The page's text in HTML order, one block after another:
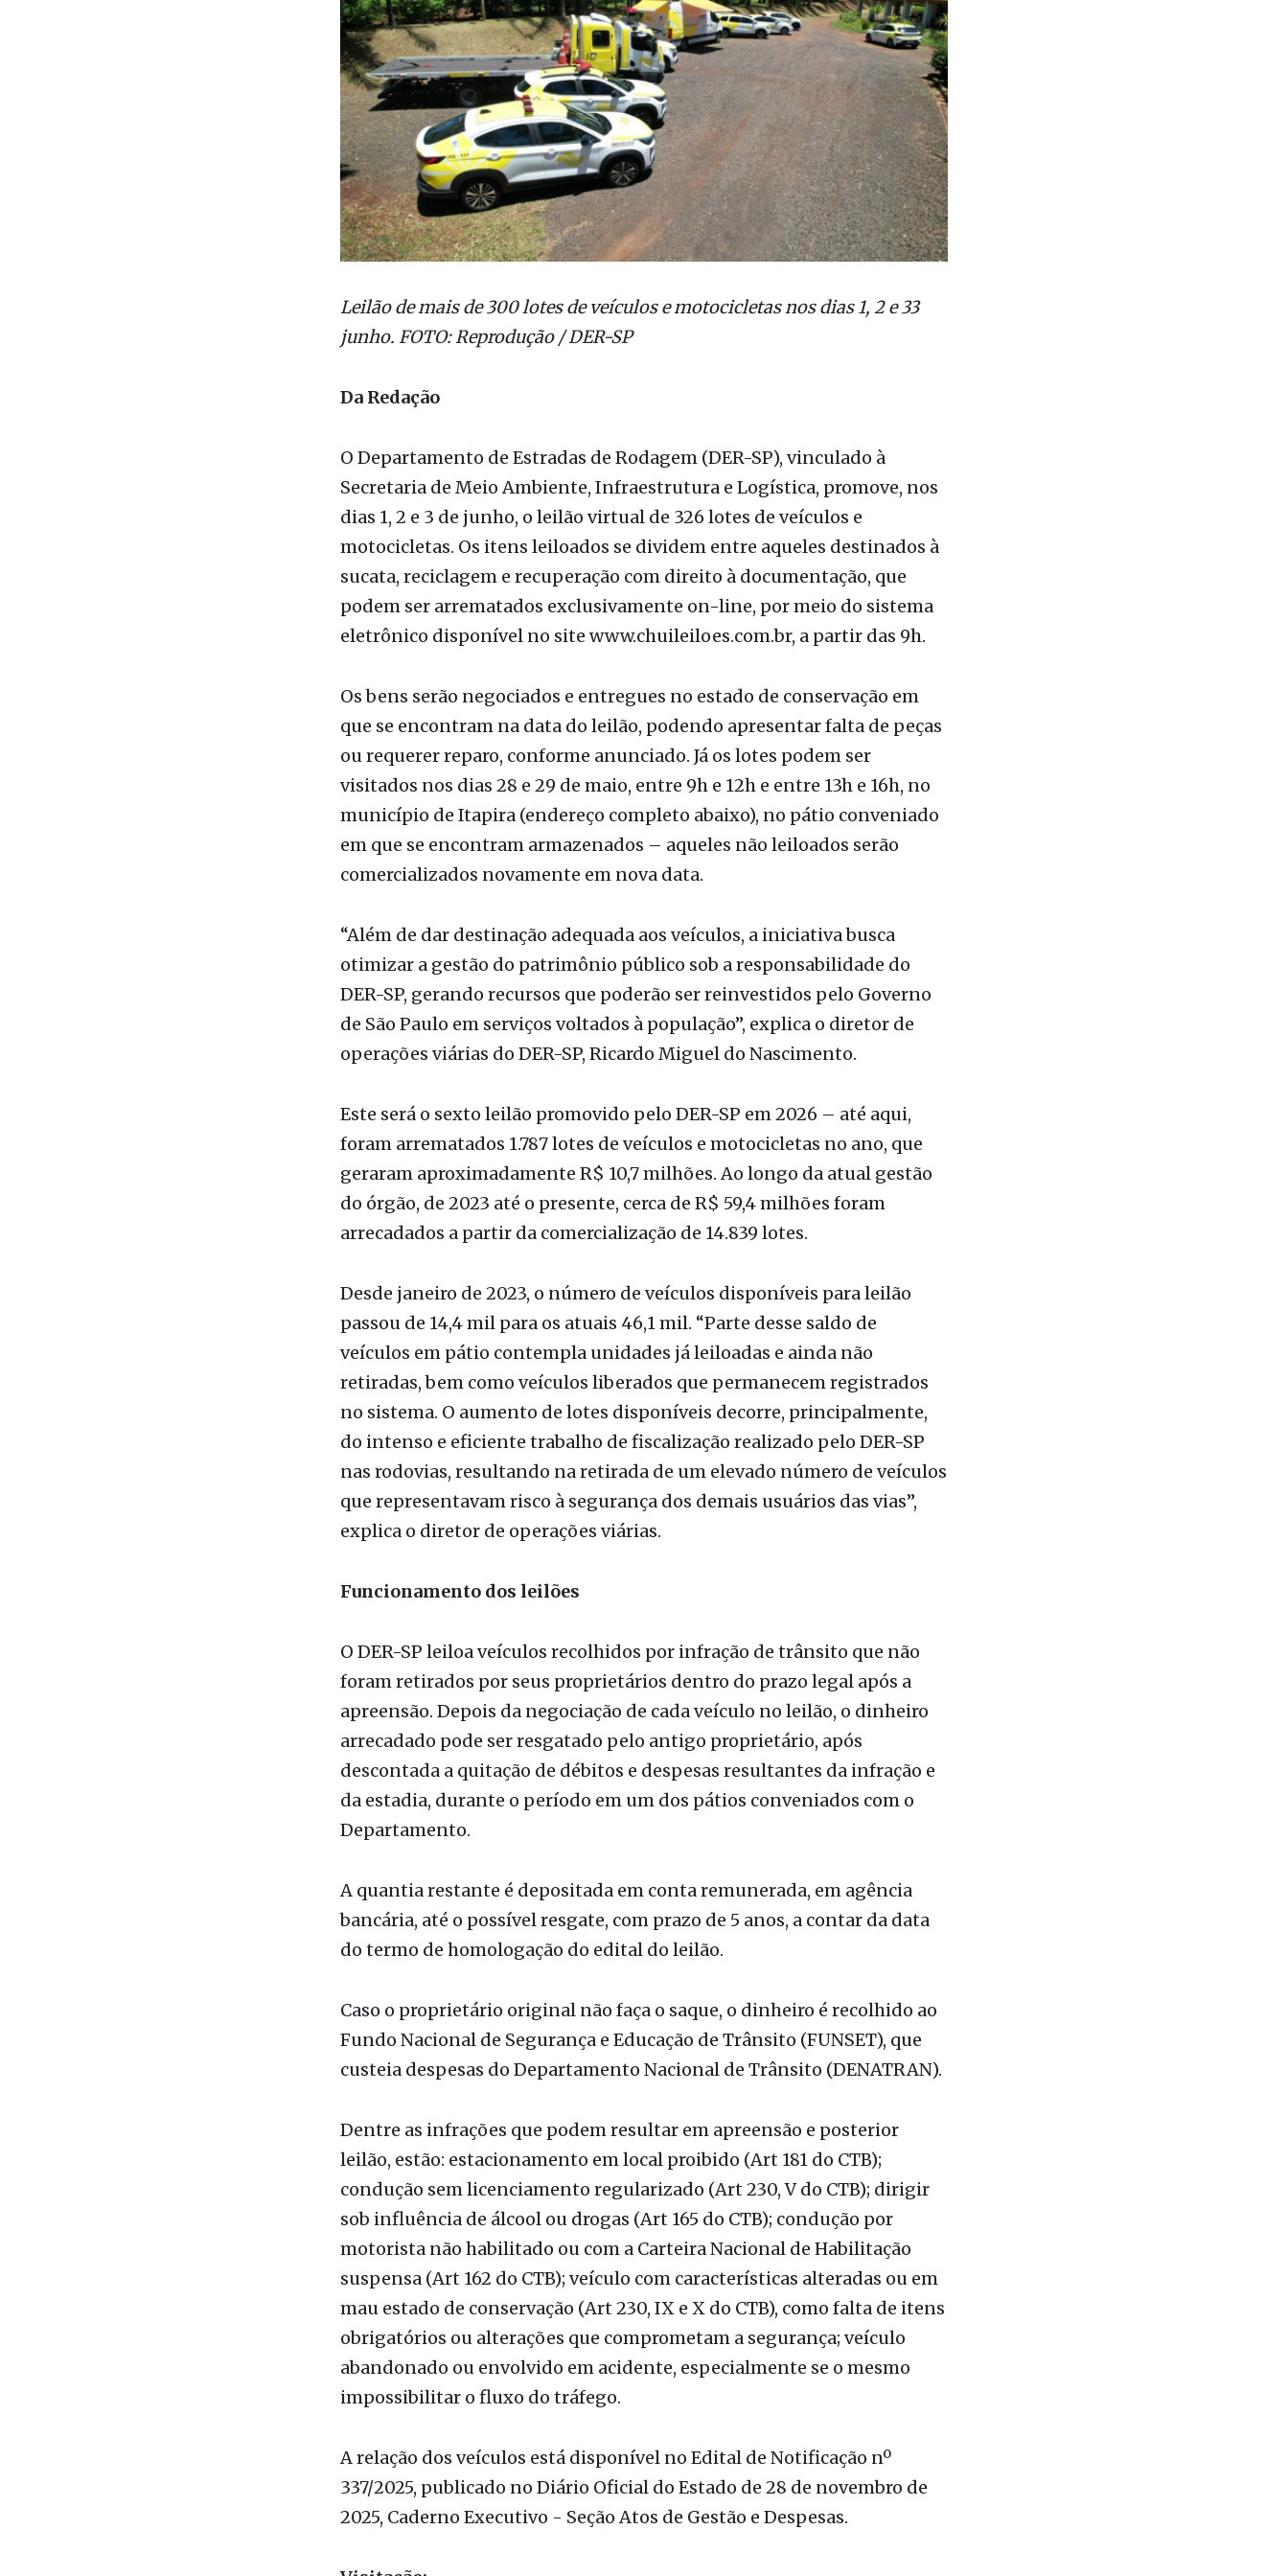
junho. FOTO: Reprodução / DER-SP
Da Redação
O Departamento de Estradas de Rodagem (DER-SP), vinculado à
Secretaria de Meio Ambiente, Infraestrutura e Logística, promove, nos
dias 1, 2 e 3 de junho, o leilão virtual de 326 lotes de veículos e
motocicletas. Os itens leiloados se dividem entre aqueles destinados à
sucata, reciclagem e recuperação com direito à documentação, que
eletrônico disponível no site www.chuileiloes.com.br, a partir das 9h.
Os bens serão negociados e entregues no estado de conservação em
que se encontram na data do leilão, podendo apresentar falta de peças
ou requerer reparo, conforme anunciado. Já os lotes podem ser
visitados nos dias 28 e 29 de maio, entre 9h e 12h e entre 13h e 16h, no
município de Itapira (endereço completo abaixo), no pátio conveniado
comercializados novamente em nova data.
“Além de dar destinação adequada aos veículos, a iniciativa busca
otimizar a gestão do patrimônio público sob a responsabilidade do
DER-SP, gerando recursos que poderão ser reinvestidos pelo Governo
operações viárias do DER-SP, Ricardo Miguel do Nascimento.
Este será o sexto leilão promovido pelo DER-SP em 2026 – até aqui,
foram arrematados 1.787 lotes de veículos e motocicletas no ano, que
geraram aproximadamente R$ 10,7 milhões. Ao longo da atual gestão
arrecadados a partir da comercialização de 14.839 lotes.
Desde janeiro de 2023, o número de veículos disponíveis para leilão
passou de 14,4 mil para os atuais 46,1 mil. “Parte desse saldo de
veículos em pátio contempla unidades já leiloadas e ainda não
retiradas, bem como veículos liberados que permanecem registrados
no sistema. O aumento de lotes disponíveis decorre, principalmente,
do intenso e eficiente trabalho de fiscalização realizado pelo DER-SP
nas rodovias, resultando na retirada de um elevado número de veículos
explica o diretor de operações viárias.
Funcionamento dos leilões
O DER-SP leiloa veículos recolhidos por infração de trânsito que não
foram retirados por seus proprietários dentro do prazo legal após a
apreensão. Depois da negociação de cada veículo no leilão, o dinheiro
arrecadado pode ser resgatado pelo antigo proprietário, após
descontada a quitação de débitos e despesas resultantes da infração e
Departamento.
A quantia restante é depositada em conta remunerada, em agência
do termo de homologação do edital do leilão.
Caso o proprietário original não faça o saque, o dinheiro é recolhido ao
custeia despesas do Departamento Nacional de Trânsito (DENATRAN).
Dentre as infrações que podem resultar em apreensão e posterior
leilão, estão: estacionamento em local proibido (Art 181 do CTB);
condução sem licenciamento regularizado (Art 230, V do CTB); dirigir
sob influência de álcool ou drogas (Art 165 do CTB); condução por
motorista não habilitado ou com a Carteira Nacional de Habilitação
suspensa (Art 162 do CTB); veículo com características alteradas ou em
mau estado de conservação (Art 230, IX e X do CTB), como falta de itens
obrigatórios ou alterações que comprometam a segurança; veículo
impossibilitar o fluxo do tráfego.
A relação dos veículos está disponível no Edital de Notificação nº